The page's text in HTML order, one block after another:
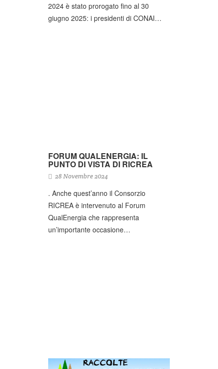
2024 è stato prorogato fino al 30
giugno 2025: i presidenti di CONAI…
FORUM QUALENERGIA: IL
PUNTO DI VISTA DI RICREA
28 Novembre 2024
. Anche quest’anno il Consorzio
RICREA è intervenuto al Forum
QualEnergia che rappresenta
un’importante occasione…